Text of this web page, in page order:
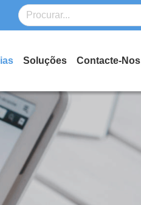
Soluções Contacte-Nos